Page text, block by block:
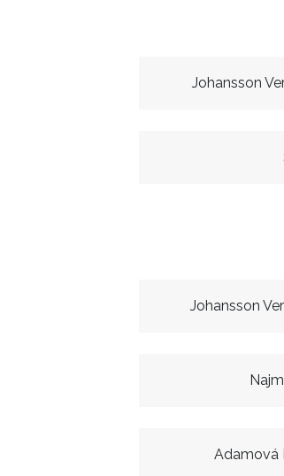
Johansson
Johansson
Adamová